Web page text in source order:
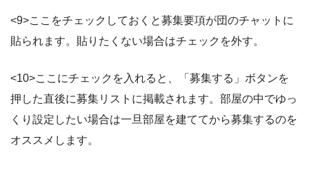
<9>ここをチェックしておくと募集要項が団のチャットに
貼られます。貼りたくない場合はチェックを外す。
<10>ここにチェックを入れると、「募集する」ボタンを
押した直後に募集リストに掲載されます。部屋の中でゆっ
くり設定したい場合は一旦部屋を建ててから募集するのを
オススメします。